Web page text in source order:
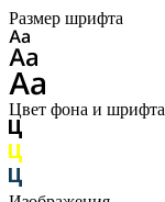
Размер шрифта
Цвет фона и шрифта